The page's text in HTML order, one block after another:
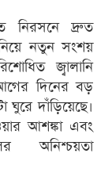
নিরসনে দ্রুত
নতুন সংশয়
জ্বালানি
দিনের বড়
দাঁড়িয়েছে।
আশঙ্কা এবং
অনিশ্চয়তা